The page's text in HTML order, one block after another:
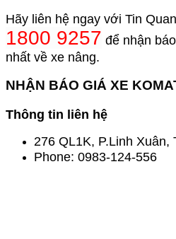
Hãy liên hệ ngay với Tin
1800 9257 để nhận
nhất về xe nâng.
NHẬN BÁO GIÁ XE
Thông tin liên hệ
276 QL1K, P.Linh Xuân,
Phone: 0983-124-556